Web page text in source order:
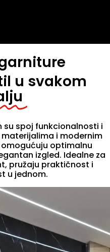
u svakom
su spoj funkcionalnosti i
i modernim
optimalnu
izgled. Idealne za
pružaju praktičnost i
u jednom.